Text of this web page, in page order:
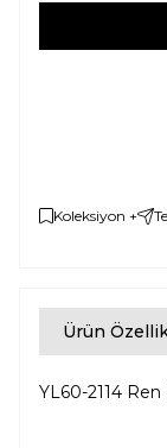
Koleksiyon +
Ürün
YL60-2114